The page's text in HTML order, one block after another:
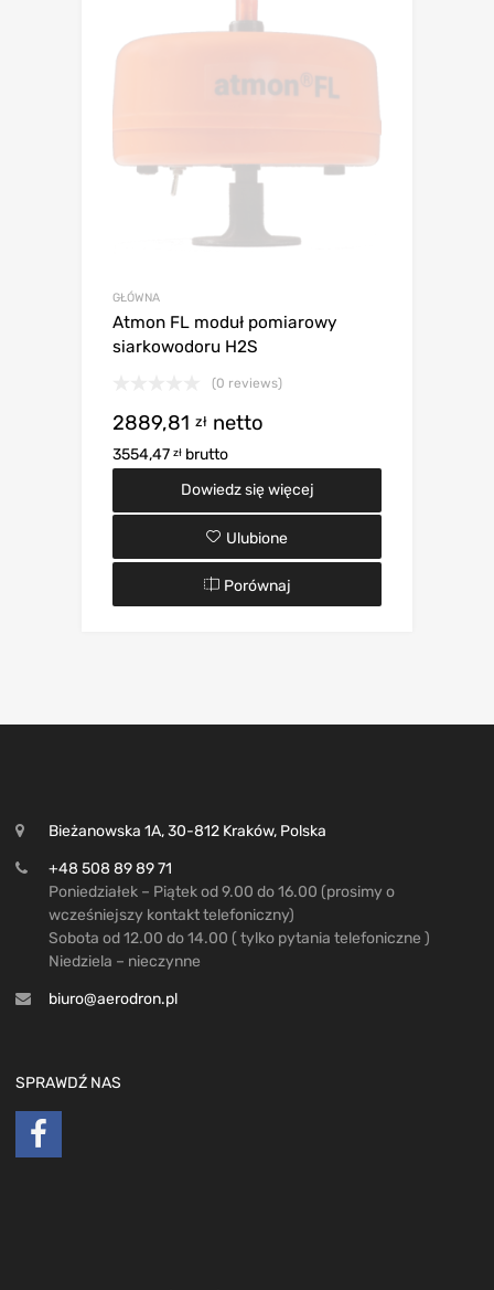
GŁÓWNA
Atmon FL moduł pomiarowy
siarkowodoru H2S
(0 reviews)
2889,81 zł netto
3554,47 zł brutto
Dowiedz się więcej
Ulubione
Porównaj
Bieżanowska 1A, 30-812 Kraków, Polska
+48 508 89 89 71
Poniedziałek – Piątek od 9.00 do 16.00 (prosimy o
wcześniejszy kontakt telefoniczny)
Sobota od 12.00 do 14.00 ( tylko pytania telefoniczne )
Niedziela – nieczynne
biuro@aerodron.pl
SPRAWDŹ NAS